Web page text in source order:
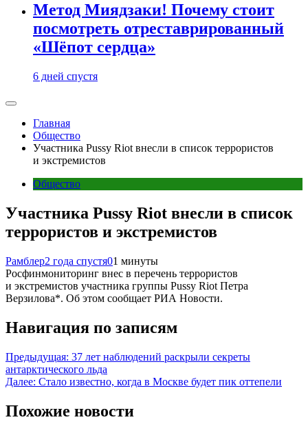
Метод Миядзаки! Почему стоит
посмотреть отреставрированный
«Шёпот сердца»
6 дней спустя
Главная
Общество
Участника Pussy Riot внесли в список террористов
и экстремистов
Общество
Участника Pussy Riot внесли в список
террористов и экстремистов
Рамблер2 года спустя01 минуты
Росфинмониторинг внес в перечень террористов
и экстремистов участника группы Pussy Riot Петра
Верзилова*. Об этом сообщает РИА Новости.
Навигация по записям
Предыдущая: 37 лет наблюдений раскрыли секреты
антарктического льда
Далее: Стало известно, когда в Москве будет пик оттепели
Похожие новости